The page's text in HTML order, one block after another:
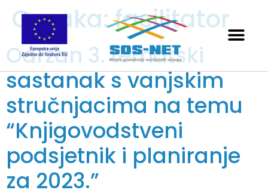
Oznaka:facilitator
Održan 3. tematski
sastanak s vanjskim
stručnjacima na temu
“Knjigovodstveni
podsjetnik i planiranje
za 2023.”